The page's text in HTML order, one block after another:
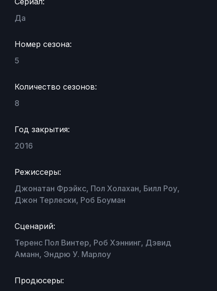
Да
Номер сезона:
5
Количество сезонов:
8
Год закрытия:
2016
Режиссеры:
Джонатан Фрэйкс, Пол Холахан, Билл Роу,
Джон Терлески, Роб Боуман
Сценарий:
Теренс Пол Винтер, Роб Хэннинг, Дэвид
Аманн, Эндрю У. Марлоу
Продюсеры: